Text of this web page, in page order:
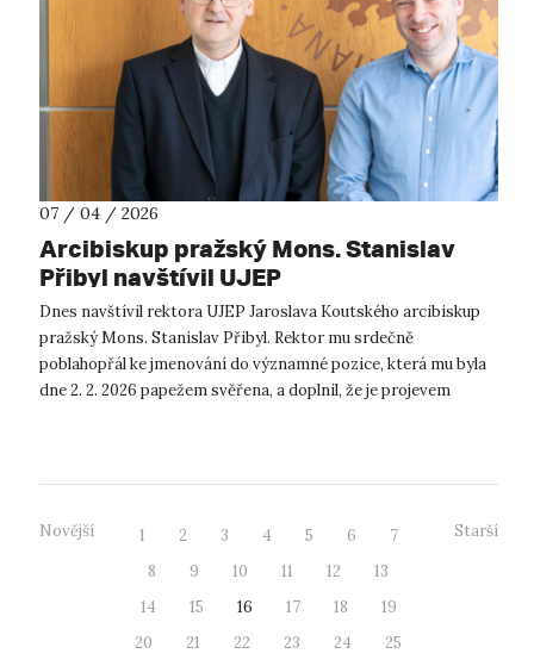
07 / 04 / 2026
Arcibiskup pražský Mons. Stanislav
Přibyl navštívil UJEP
Dnes navštívil rektora UJEP Jaroslava Koutského arcibiskup
pražský Mons. Stanislav Přibyl. Rektor mu srdečně
poblahopřál ke jmenování do významné pozice, která mu byla
dne 2. 2. 2026 papežem svěřena, a doplnil, že je projevem
Novější 1 2 3 4 5 6
7
8
9 10 11 12
13
14
15 16 17 18
19
20
21 22 23 24
25
Starší